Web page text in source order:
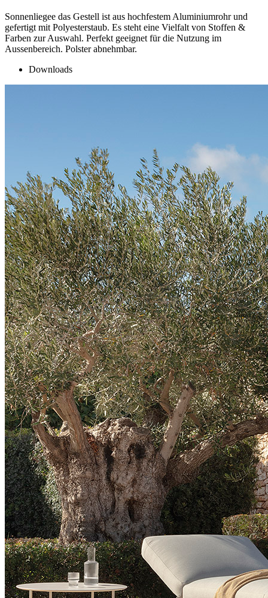
Sonnenliegee das Gestell ist aus hochfestem Aluminiumrohr und
gefertigt mit Polyesterstaub. Es steht eine Vielfalt von Stoffen &
Farben zur Auswahl. Perfekt geeignet für die Nutzung im
Aussenbereich. Polster abnehmbar.
Downloads